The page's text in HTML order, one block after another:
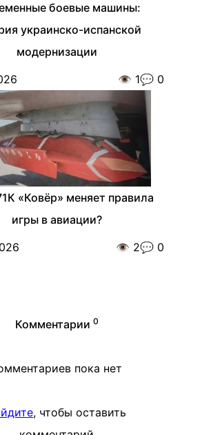
боевые машины:
украинско-испанской
модернизации
👁️ 1💬 0
«Ковёр» меняет правила
игры в авиации?
👁️ 2💬 0
Комментарии 0
пока нет
, чтобы оставить